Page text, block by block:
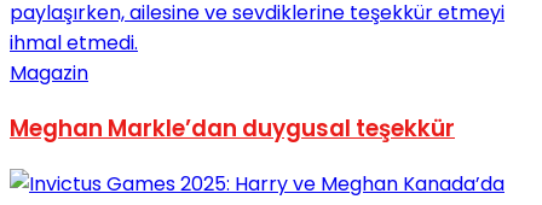
Magazin
Meghan Markle’dan duygusal teşekkür